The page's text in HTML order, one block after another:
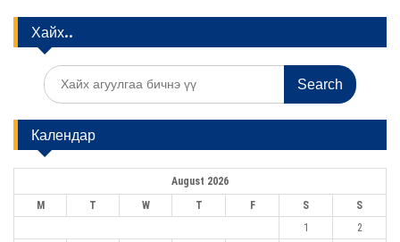
n
g
a
t
i
Хайх..
S
e
r
c
h
f
r
:
Календар
August 2026
M
T W T F S S
1
2